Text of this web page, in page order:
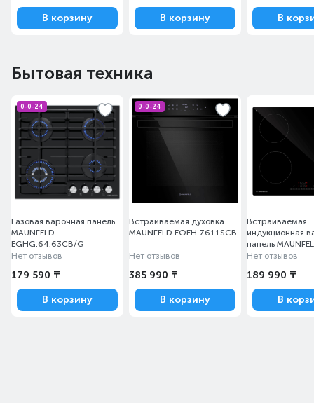
В корзину В корзину В
Бытовая техника
0-0-24
Газовая варочная панель
MAUNFELD
EGHG.64.63CB/G
Нет отзывов
179 590 ₸
В корзину
0-0-24
Встраиваемая духовка
MAUNFELD EOEH.7611SCB
Нет отзывов
385 990 ₸
В корзину
Встраиваемая
индукционная
панель
AVI6043SBK
Нет отзывов
189 990 ₸
В